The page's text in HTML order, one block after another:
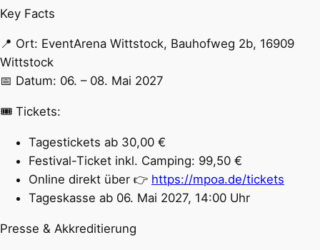
Key Facts
📍 Ort: EventArena Wittstock, Bauhofweg 2b, 16909
Wittstock
📅 Datum: 06. – 08. Mai 2027
🎟 Tickets:
Tagestickets ab 30,00 €
Festival-Ticket inkl. Camping: 99,50 €
Online direkt über 👉 https://mpoa.de/tickets
Tageskasse ab 06. Mai 2027, 14:00 Uhr
Presse & Akkreditierung